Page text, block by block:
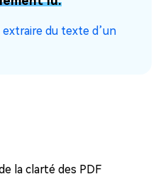
du texte d’un
la clarté des PDF